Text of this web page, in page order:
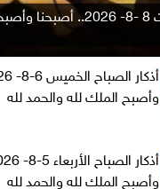
أذكار الصباح السبت 8 -8-
وأصبح الملك لله والحمد لله
وأصبح الملك لله والحمد لله